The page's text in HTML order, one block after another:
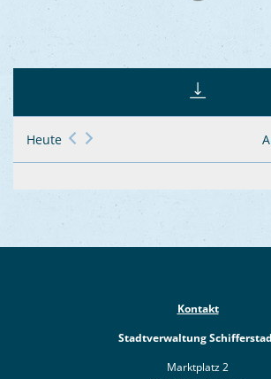
Heute
Kontakt
Stadtverwaltung
Marktplatz 2